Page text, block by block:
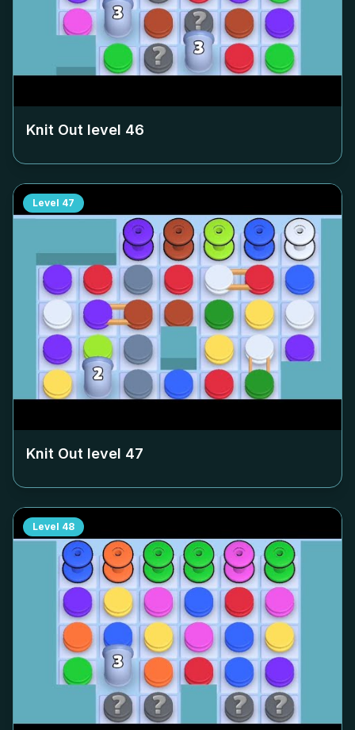
Knit Out level 46
Level 47
Knit Out level 47
Level 48